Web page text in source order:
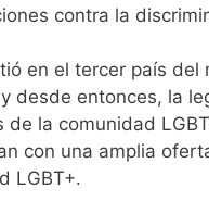
contra la
en el tercer país
desde entonces, la
la comunidad
con una amplia
LGBT+.